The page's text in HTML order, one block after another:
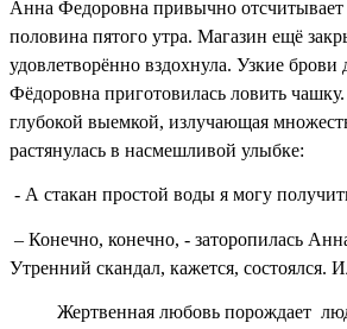
Анна Федоровна привычно отсчитывает
половина пятого утра. Магазин ещё
удовлетворённо вздохнула. Узкие
Фёдоровна приготовилась ловить
глубокой выемкой, излучающая
растянулась в насмешливой улыбке:
- А стакан простой воды я могу
– Конечно, конечно, - заторопилась
Утренний скандал, кажется, состоялся.
Жертвенная любовь порождает